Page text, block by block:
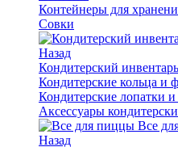
Контейнеры для
Совки
Назад
Кондитерский инвентарь
Кондитерские кольца и
Кондитерские лопатки и
Аксессуары
Все
Назад